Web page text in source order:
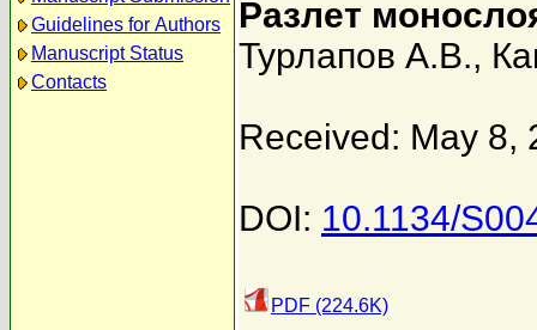
Guidelines for Authors
Manuscript Status
Contacts
Разлет
Турлапов А.В.,
Received: May 8,
DOI: 10.1134/
PDF (224.6K)